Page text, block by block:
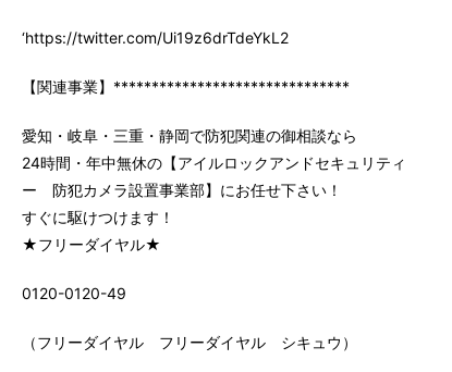
‘https://twitter.com/Ui19z6drTdeYkL2
【関連事業】*******************************
愛知・岐阜・三重・静岡で防犯関連の御相談なら
24時間・年中無休の【アイルロックアンドセキュリティ
ー 防犯カメラ設置事業部】にお任せ下さい！
すぐに駆けつけます！
★フリーダイヤル★
0120-0120-49
（フリーダイヤル フリーダイヤル シキュウ）